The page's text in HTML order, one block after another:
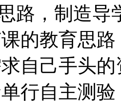
路，制造
的教育思
自己手头
行自主测